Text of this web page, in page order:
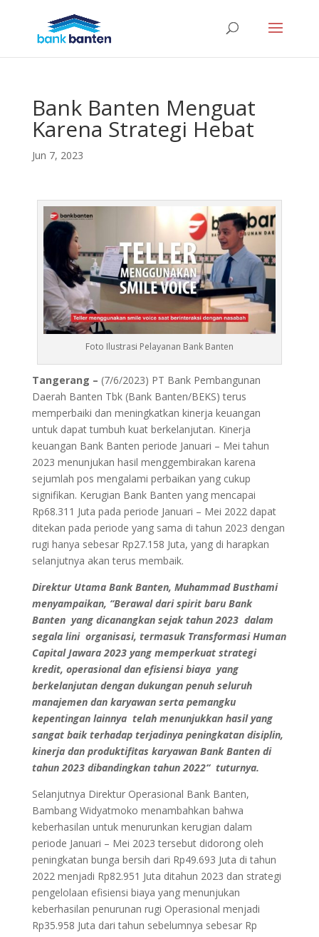
Bank Banten Menguat
Karena Strategi Hebat
Jun 7, 2023
Foto Ilustrasi Pelayanan Bank Banten
Tangerang – (7/6/2023) PT Bank Pembangunan
Daerah Banten Tbk (Bank Banten/BEKS) terus
memperbaiki dan meningkatkan kinerja keuangan
untuk dapat tumbuh kuat berkelanjutan. Kinerja
keuangan Bank Banten periode Januari – Mei tahun
2023 menunjukan hasil menggembirakan karena
sejumlah pos mengalami perbaikan yang cukup
signifikan. Kerugian Bank Banten yang mencapai
Rp68.311 Juta pada periode Januari – Mei 2022 dapat
ditekan pada periode yang sama di tahun 2023 dengan
rugi hanya sebesar Rp27.158 Juta, yang di harapkan
selanjutnya akan terus membaik.
Direktur Utama Bank Banten, Muhammad Busthami
menyampaikan, “Berawal dari spirit baru Bank
Banten yang dicanangkan sejak tahun 2023 dalam
segala lini organisasi, termasuk Transformasi Human
Capital Jawara 2023 yang memperkuat strategi
kredit, operasional dan efisiensi biaya yang
berkelanjutan dengan dukungan penuh seluruh
manajemen dan karyawan serta pemangku
kepentingan lainnya telah menunjukkan hasil yang
sangat baik terhadap terjadinya peningkatan disiplin,
kinerja dan produktifitas karyawan Bank Banten di
tahun 2023 dibandingkan tahun 2022“ tuturnya.
Selanjutnya Direktur Operasional Bank Banten,
Bambang Widyatmoko menambahkan bahwa
keberhasilan untuk menurunkan kerugian dalam
periode Januari – Mei 2023 tersebut didorong oleh
peningkatan bunga bersih dari Rp49.693 Juta di tahun
2022 menjadi Rp82.951 Juta ditahun 2023 dan strategi
pengelolaan efisiensi biaya yang menunjukan
keberhasilan penurunan rugi Operasional menjadi
Rp35.958 Juta dari tahun sebelumnya sebesar Rp